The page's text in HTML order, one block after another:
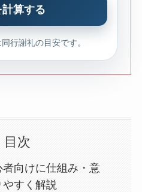
算する
行謝礼の目安です。
目次
向けに仕組み・意
すく解説